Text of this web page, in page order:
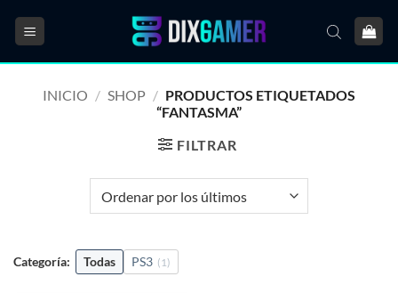
INICIO / SHOP / PRODUCTOS ETIQUETADOS
“FANTASMA”
FILTRAR
Categoría: Todas PS3 (1)